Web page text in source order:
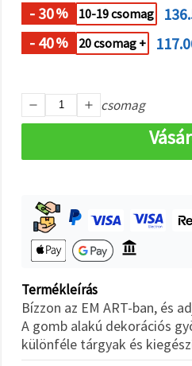
preferenciáit
az adott
típusú sütik
kiválasztásával
és a
kattintva.
Beállítások
- 30% 10-19 csomag
- 40% 20 csomag +
csomag
Termékleírás
Bízzon az EM ART-ban, és
A gomb alakú dekorációs
különféle tárgyak és